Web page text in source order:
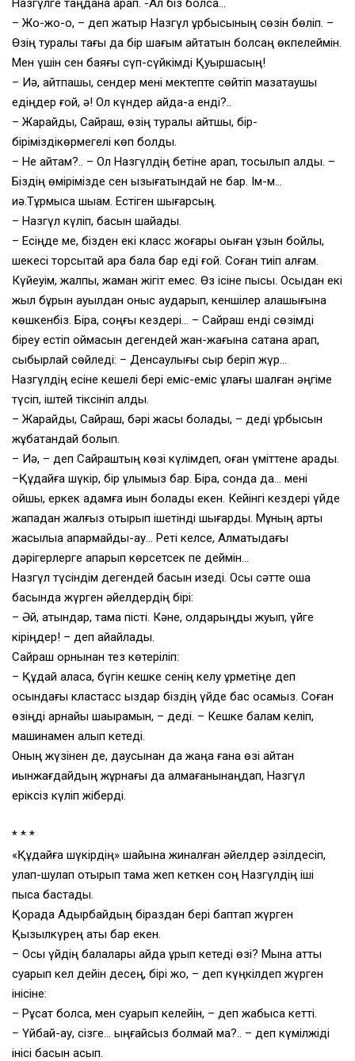
Назгүлге таңдана қарап. -Ал біз болсақ…
– Жо-жо-оқ, – деп жатыр Назгүл құрбысының сөзін бөліп. –
Өзің туралы тағы да бір шағым айтатын болсаң өкпелеймін.
Мен үшін сен баяғы сүп-сүйкімді Қуыршақсың!
– Иә, айтпақшы, сендер мені мектепте сөйтіп мазақтаушы
едіңдер ғой, ә! Ол күндер қайда-а енді?..
– Жарайды, Сайраш, өзің туралы айтшы, бір-
біріміздікөрмегелі көп болды.
– Не айтам?.. – Ол Назгүлдің бетіне қарап, тосылып қалды. –
Біздің өмірімізде сен қызығатындай не бар. Ім-м…
иә.Тұрмысқа шыққам. Естіген шығарсың.
– Назгүл күліп, басын шайқады.
– Есіңде ме, бізден екі класс жоғары оқыған ұзын бойлы,
шекесі торсықтай қара бала бар еді ғой. Соған тиіп алғам.
Күйеуім, жалпы, жаман жігіт емес. Өз ісіне пысық. Осыдан екі
жыл бұрын ауылдан қоныс аударып, кеншілер қалашығына
көшкенбіз. Бірақ, соңғы кездері… – Сайраш енді сөзімді
біреу естіп қоймасын дегендей жан-жағына сақтана қарап,
сыбырлай сөйледі: – Денсаулығы сыр беріп жүр…
Назгүлдің есіне кешелі бері еміс-еміс құлағы шалған әңгіме
түсіп, іштей тіксініп қалды.
– Жарайды, Сайраш, бәрі жақсы болады, – деді құрбысын
жұбатқандай болып.
– Иә, – деп Сайраштың көзі күлімдеп, оған үміттене қарады.
–Құдайға шүкір, бір ұлымыз бар. Бірақ, сонда да… мені
қойшы, еркек адамға қиын болады екен. Кейінгі кездері үйде
жападан жалғыз отырып ішетінді шығарды. Мұның арты
жақсылыққа апармайды-ау… Реті келсе, Алматыдағы
дәрігерлерге апарып көрсетсек пе деймін…
Назгүл түсіндім дегендей басын изеді. Осы сәтте ошақ
басында жүрген әйелдердің бірі:
– Әй, қатындар, тамақ пісті. Кәне, қолдарыңды жуып, үйге
кіріңдер! – деп айқайлады.
Сайраш орнынан тез көтеріліп:
– Құдай қаласа, бүгін кешке сенің келу құрметіңе деп
осындағы кластасс қыздар біздің үйде бас қосамыз. Соған
өзіңді арнайы шақырамын, – деді. – Кешке балам келіп,
машинамен алып кетеді.
Оның жүзінен де, даусынан да жаңа ғана өзі айтқан
қиынжағдайдың жұрнағы да қалмағанынаңдап, Назгүл
еріксіз күліп жіберді.
* * *
«Құдайға шүкірдің» шайына жиналған әйелдер әзілдесіп,
улап-шулап отырып тамақ жеп кеткен соң Назгүлдің іші
пыса бастады.
Қорада Адырбайдың біраздан бері баптап жүрген
Қызылкүрең аты бар екен.
– Осы үйдің балалары қайда құрып кетеді өзі? Мына атты
суарып кел дейін десең, бірі жоқ, – деп күңкілдеп жүрген
інісіне:
– Рұқсат болса, мен суарып келейін, – деп жабыса кетті.
– Үйбай-ау, сізге… ыңғайсыз болмай ма?.. – деп күмілжіді
інісі басын қасып.